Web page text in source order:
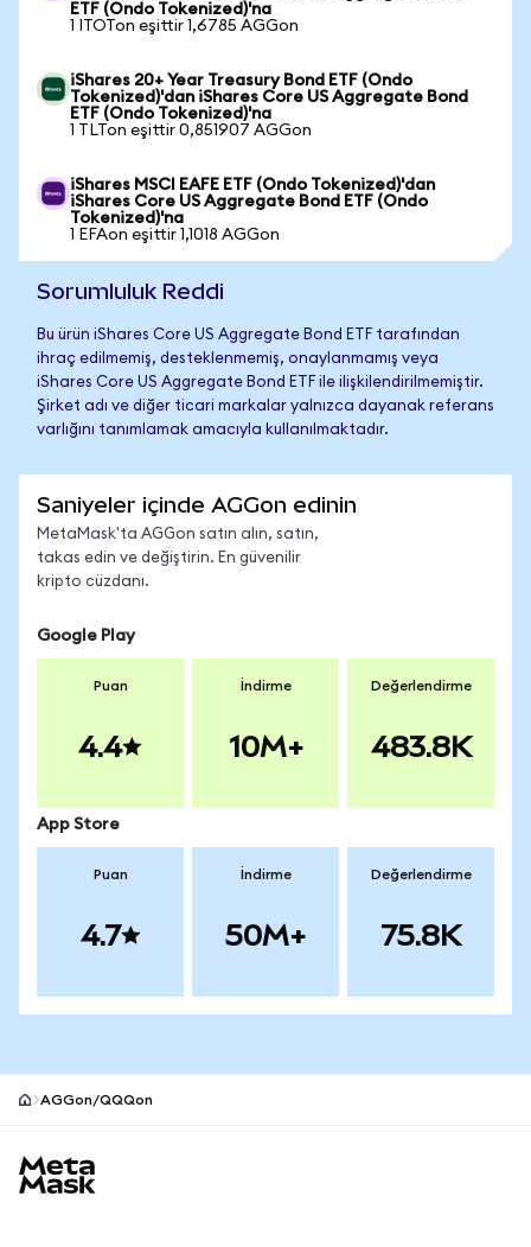
ETF (Ondo Tokenized)'na
1 ITOTon eşittir 1,6785 AGGon
iShares 20+ Year Treasury Bond ETF (Ondo
Tokenized)'dan iShares Core US Aggregate Bond
ETF (Ondo Tokenized)'na
1 TLTon eşittir 0,851907 AGGon
iShares MSCI EAFE ETF (Ondo Tokenized)'dan
iShares Core US Aggregate Bond ETF (Ondo
Tokenized)'na
1 EFAon eşittir 1,1018 AGGon
Sorumluluk Reddi
Bu ürün iShares Core US Aggregate Bond ETF tarafından
ihraç edilmemiş, desteklenmemiş, onaylanmamış veya
iShares Core US Aggregate Bond ETF ile ilişkilendirilmemiştir.
Şirket adı ve diğer ticari markalar yalnızca dayanak referans
varlığını tanımlamak amacıyla kullanılmaktadır.
Saniyeler içinde AGGon edinin
MetaMask'ta AGGon satın alın, satın,
takas edin ve değiştirin. En güvenilir
kripto cüzdanı.
Google Play
Puan
4.4
İndirme
10M+
Değerlendirme
483.8K
App Store
Puan
4.7
İndirme
50M+
Değerlendirme
75.8K
AGGon/QQQon